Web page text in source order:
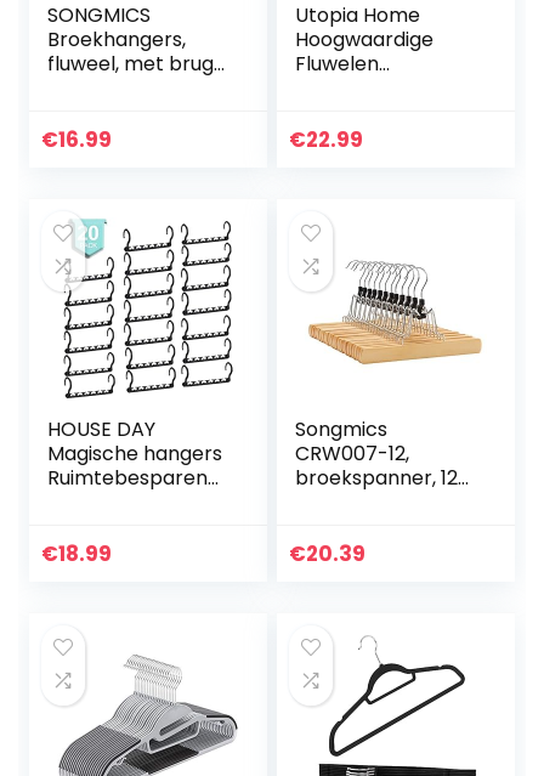
SONGMICS
Broekhangers,
fluweel, met brug
antislip,
€16.99
Utopia Home
Hoogwaardige
Fluwelen
Slipvaste Fluwelen
€22.99
HOUSE DAY
Magische hangers
Ruimtebesparend
Closet
€18.99
Songmics
CRW007-12,
broekspanner, 12
hout, antislip,
€20.39